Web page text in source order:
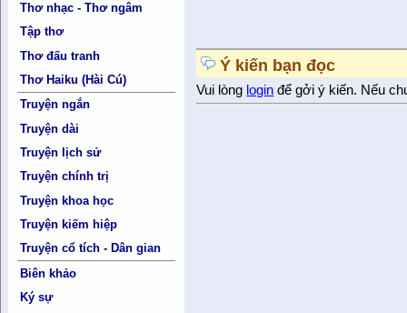
Thơ nhạc - Thơ ngâm
Tập thơ
Thơ đấu tranh
Thơ Haiku (Hài Cú)
Truyện ngắn
Truyện dài
Truyện lịch sử
Truyện chính trị
Truyện khoa học
Truyện kiếm hiệp
Truyện cổ tích - Dân gian
Biên khảo
Ký sự
Ý kiến bạn đọc
Vui lòng login để gởi ý kiến. Nếu